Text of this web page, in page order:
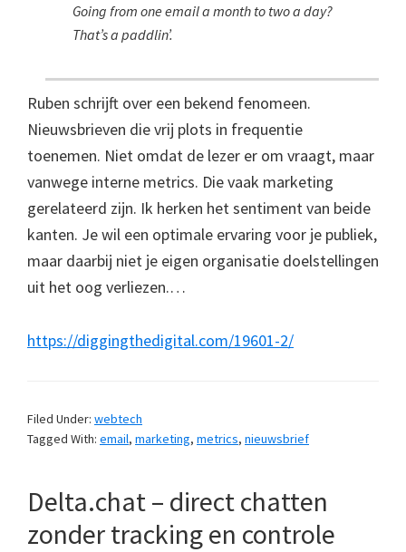
Going from one email a month to two a day?
That’s a paddlin’.
Ruben schrijft over een bekend fenomeen.
Nieuwsbrieven die vrij plots in frequentie
toenemen. Niet omdat de lezer er om vraagt, maar
vanwege interne metrics. Die vaak marketing
gerelateerd zijn. Ik herken het sentiment van beide
kanten. Je wil een optimale ervaring voor je publiek,
maar daarbij niet je eigen organisatie doelstellingen
uit het oog verliezen.…
https://diggingthedigital.com/19601-2/
Filed Under: webtech
Tagged With: email, marketing, metrics, nieuwsbrief
Delta.chat – direct chatten
zonder tracking en controle